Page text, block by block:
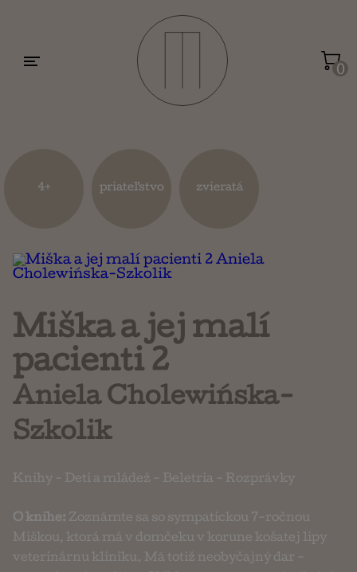
0
Náboženstvo a ezoterika
4+ priateľstvo zvieratá
Miška a jej malí
pacienti 2
Aniela Cholewińska-
Szkolik
Knihy - Deti a mládež - Beletria - Rozprávky
O knihe: Zoznámte sa so sympatickou 7-ročnou
Miškou, ktorá má v domčeku v korune košatej lipy
veterinárnu kliniku. Má totiž neobyčajný dar -